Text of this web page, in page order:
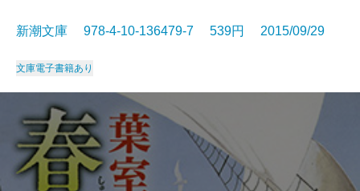
新潮文庫 978-4-10-136479-7 539円 2015/09/29
文庫電子書籍あり